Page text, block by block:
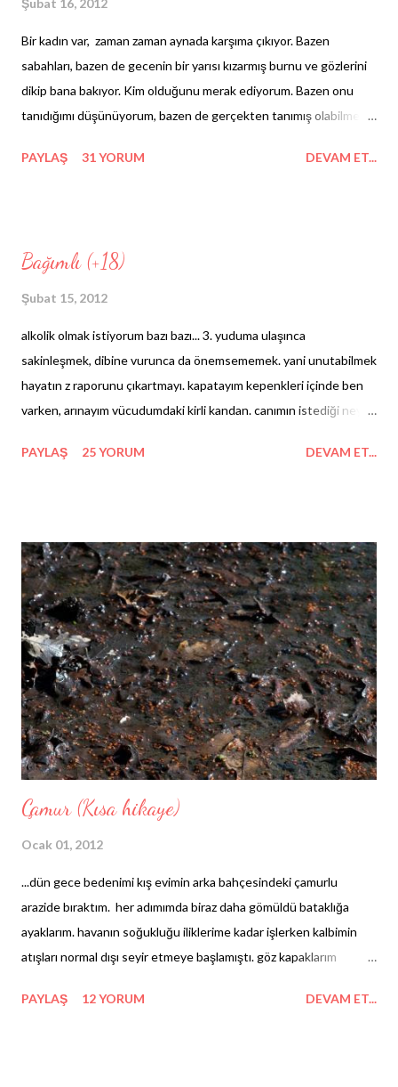
Şubat 16, 2012
Bir kadın var, zaman zaman aynada karşıma çıkıyor. Bazen
sabahları, bazen de gecenin bir yarısı kızarmış burnu ve gözlerini
dikip bana bakıyor. Kim olduğunu merak ediyorum. Bazen onu
tanıdığımı düşünüyorum, bazen de gerçekten tanımış olabilmeyi
de korkularım beni geri çekiyor. Öyle yorgunum ki artık, o gözlere
onun kendisini daha iyi hissetmesini sağlayamayacak. O ağlarken,
Nutkum tutuluyor nedensiz, oysa becerebilsem ona hiçbir
şeyden korkmamasını söylerdim. Hissettiği korku, pişmanlık,
kırgınlık, çaresizlik. Hepsi, ...
PAYLAŞ 31 YORUM DEVAM ET...
Bağımlı (+18)
Şubat 15, 2012
alkolik olmak istiyorum bazı bazı... 3. yuduma ulaşınca
sakinleşmek, dibine vurunca da önemsememek. yani unutabilmek
hayatın z raporunu çıkartmayı. kapatayım kepenkleri içinde ben
varken, arınayım vücudumdaki kirli kandan. canımın istediği neyse
olmadan da kendimi dinleyebilmem şart. bağımlı olmak istiyorum
de evrende adım konsun. bana lazım gelen aklı versin de varsın
bedenim bağımlı olsun.
PAYLAŞ 25 YORUM DEVAM ET...
Çamur (Kısa hikaye)
Ocak 01, 2012
...dün gece bedenimi kış evimin arka bahçesindeki çamurlu
arazide bıraktım. her adımımda biraz daha gömüldü bataklığa
ayaklarım. havanın soğukluğu iliklerime kadar işlerken kalbimin
atışları normal dışı seyir etmeye başlamıştı. göz kapaklarım
geziyordu. bir an için duraksadım ve yutkunup biraz daha ilerleme
PAYLAŞ 12 YORUM DEVAM ET...